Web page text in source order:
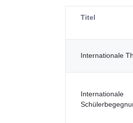
Titel
Internationale
Internationale